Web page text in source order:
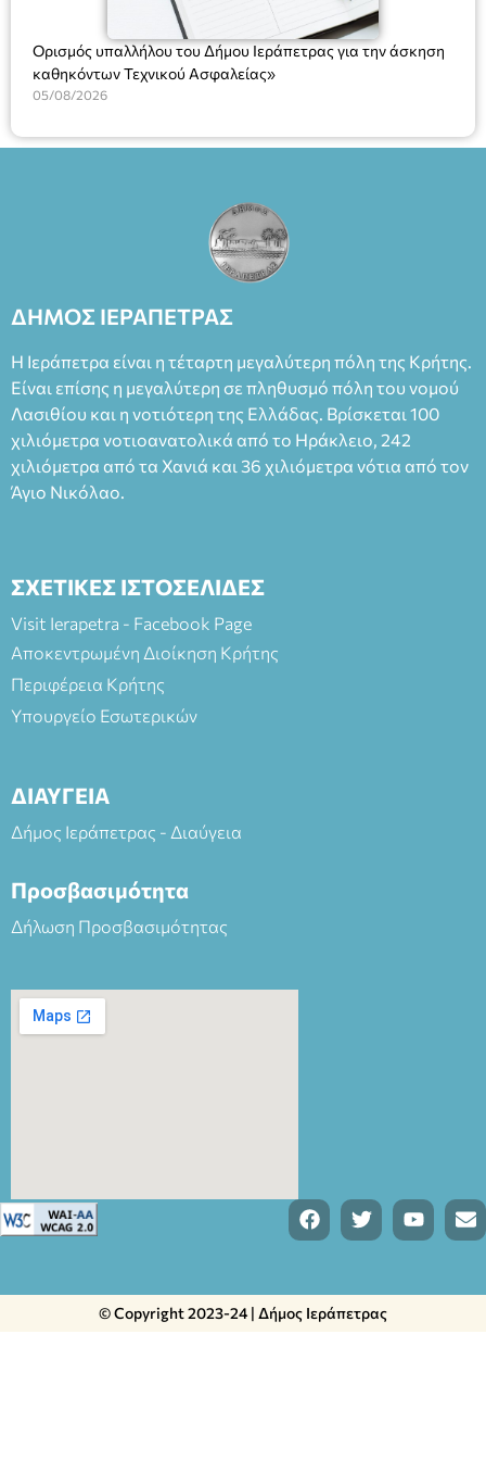
Ορισμός υπαλλήλου του Δήμου Ιεράπετρας για την άσκηση
καθηκόντων Τεχνικού Ασφαλείας»
05/08/2026
ΔΗΜΟΣ ΙΕΡΑΠΕΤΡΑΣ
Η Ιεράπετρα είναι η τέταρτη μεγαλύτερη πόλη της Κρήτης.
Είναι επίσης η μεγαλύτερη σε πληθυσμό πόλη του νομού
Λασιθίου και η νοτιότερη της Ελλάδας. Βρίσκεται 100
χιλιόμετρα νοτιοανατολικά από το Ηράκλειο, 242
χιλιόμετρα από τα Χανιά και 36 χιλιόμετρα νότια από τον
Άγιο Νικόλαο.
ΣΧΕΤΙΚΕΣ ΙΣΤΟΣΕΛΙΔΕΣ
Visit Ierapetra - Facebook Page
Αποκεντρωμένη Διοίκηση Κρήτης
Περιφέρεια Κρήτης
Υπουργείο Εσωτερικών
ΔΙΑΥΓΕΙΑ
Δήμος Ιεράπετρας - Διαύγεια
Προσβασιμότητα
Δήλωση Προσβασιμότητας
© Copyright 2023-24 | Δήμος Ιεράπετρας